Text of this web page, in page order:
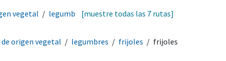
vegetal
legumbres[muestre todas las 7 rutas]
origen vegetal legumbres frijoles
frijoles